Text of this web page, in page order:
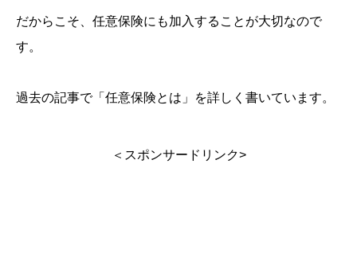
だからこそ、任意保険にも加入することが大切なので
す。
過去の記事で「 任意保険とは 」を詳しく書いています。
＜スポンサードリンク>